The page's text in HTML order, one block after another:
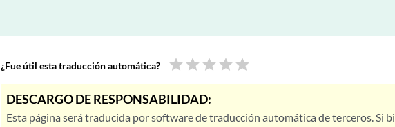
¿Fue útil esta traducción automática? star star star star star
DESCARGO DE RESPONSABILIDAD:
Esta página será traducida por software de traducción automática de terceros. Si